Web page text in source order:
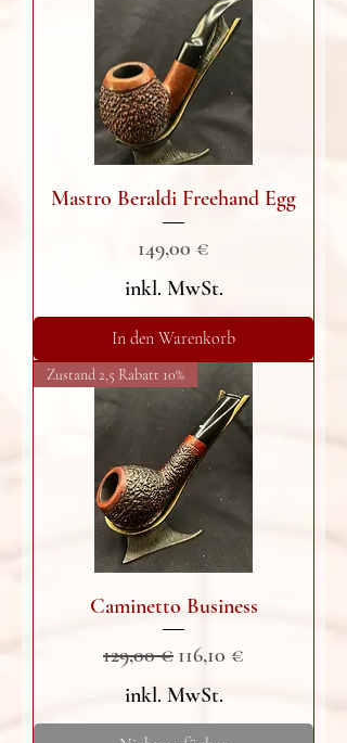
Mastro Beraldi Freehand Egg
Preis
149,00 €
inkl. MwSt.
In den Warenkorb
Zustand 2,5 Rabatt 10%
Caminetto Business
Standardpreis
129,00 € Sale-Preis
116,10 €
inkl. MwSt.